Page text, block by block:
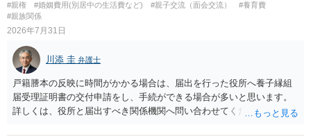
#親権 #婚姻費用(別居中の生活費など) #親子交流（面会交流）
#養育費
#親族関係
2026年7月31日
川添 圭 弁護士
戸籍謄本の反映に時間がかかる場合は、届出を行った役所へ養子縁組
届受理証明書の交付申請をし、手続ができる場合が多いと思います。
詳しくは、役所と届出すべき関係機関へ問い合わせてください。